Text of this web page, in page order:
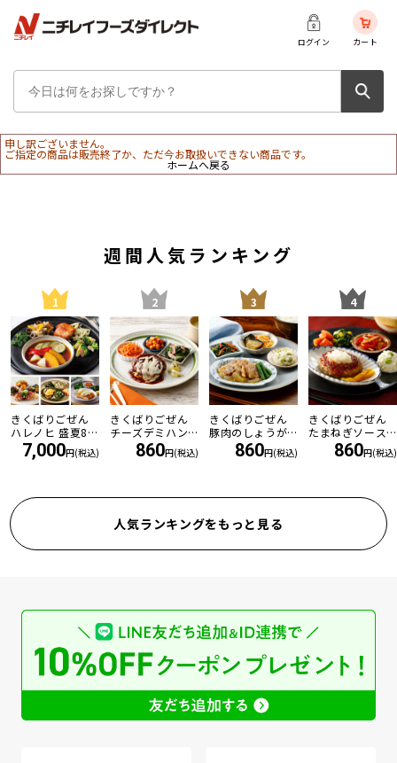
ログイン カート
申し訳ございません。
ご指定の商品は販売終了か、ただ今お取扱いできない商品です。
ホームへ戻る
週間人気ランキング
1
きくばりごぜん
ハレノヒ 盛夏8食
セット ・2026年
7月7,000円(税込)
2
きくばりごぜん
チーズデミハン
バーグ860円(税込)
3
きくばりごぜん
豚肉のしょうが
860円(税込)
4
きくばりごぜん
たまねぎソース
の和風ハンバー
860円(税込)
人気ランキングをもっと見る